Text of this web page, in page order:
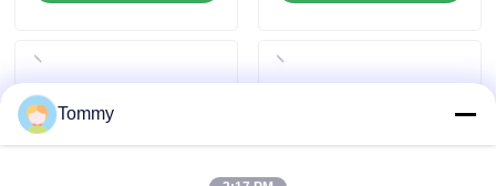
Gevallen
Tommy